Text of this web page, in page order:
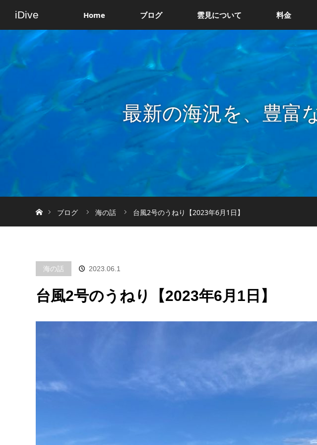
iDive Home ブログ 雲見について 料金
最新の海況を、豊富
ブログ
海の話 台風2号のうねり【2023年6月1日】
海の話 2023.06.1
台風2号のうねり【2023年6月1日】